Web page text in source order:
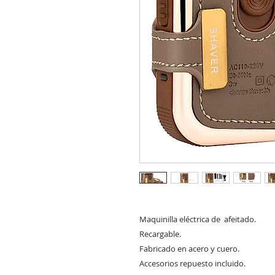
Maquinilla eléctrica de  afeitado.
Recargable.
Fabricado en acero y cuero.
Accesorios repuesto incluido.